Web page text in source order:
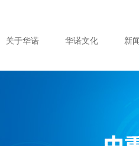
关于华诺 华诺文化 新